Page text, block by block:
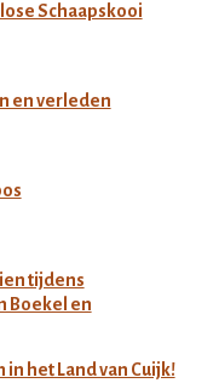
Schaapskooi
en verleden
tijdens
Boekel en
in het Land van Cuijk!